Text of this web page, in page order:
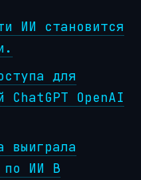
ИИ становится
для
ChatGPT OpenAI
выиграла
по ИИ В